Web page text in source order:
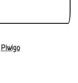
Piwigo